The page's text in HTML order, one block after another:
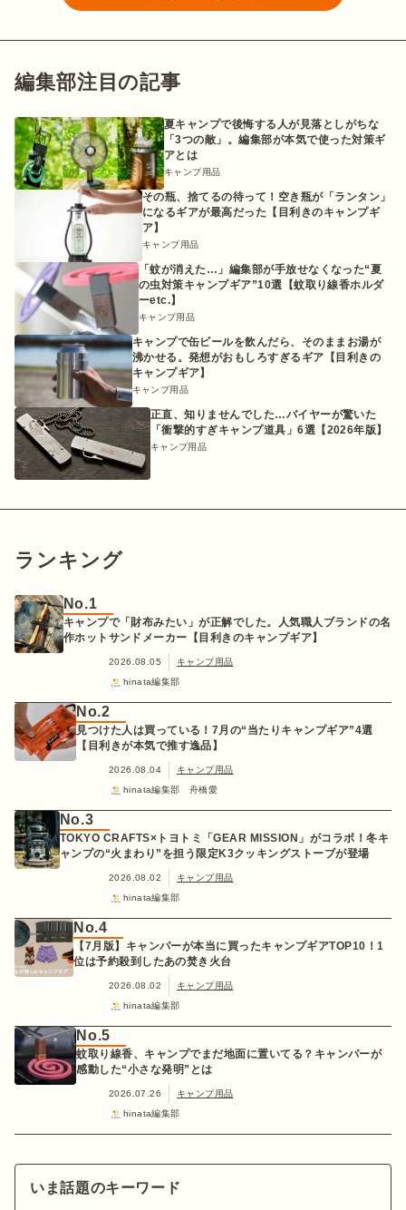
編集部注目の記事
夏キャンプで後悔する人が見落としがちな
「3つの敵」。編集部が本気で使った対策ギ
アとは
キャンプ用品
その瓶、捨てるの待って！空き瓶が「ランタン」
になるギアが最高だった【目利きのキャンプギ
ア】
キャンプ用品
「蚊が消えた…」編集部が手放せなくなった“夏
の虫対策キャンプギア”10選【蚊取り線香ホルダ
ーetc.】
キャンプ用品
キャンプで缶ビールを飲んだら、そのままお湯が
沸かせる。発想がおもしろすぎるギア【目利きの
キャンプギア】
キャンプ用品
正直、知りませんでした…バイヤーが驚いた
「衝撃的すぎキャンプ道具」6選【2026年版】
キャンプ用品
ランキング
No.1
キャンプで「財布みたい」が正解でした。人気職人ブランドの名
作ホットサンドメーカー【目利きのキャンプギア】
2026.08.05
キャンプ用品
hinata編集部
No.2
見つけた人は買っている！7月の“当たりキャンプギア”4選
【目利きが本気で推す逸品】
2026.08.04
キャンプ用品
hinata編集部 舟橋愛
No.3
TOKYO CRAFTS×トヨトミ「GEAR MISSION」がコラボ！冬キ
ャンプの“火まわり”を担う限定K3クッキングストーブが登場
2026.08.02
キャンプ用品
hinata編集部
No.4
【7月版】キャンパーが本当に買ったキャンプギアTOP10！1
位は予約殺到したあの焚き火台
2026.08.02
キャンプ用品
hinata編集部
No.5
蚊取り線香、キャンプでまだ地面に置いてる？キャンパーが
感動した“小さな発明”とは
2026.07.26
キャンプ用品
hinata編集部
いま話題のキーワード